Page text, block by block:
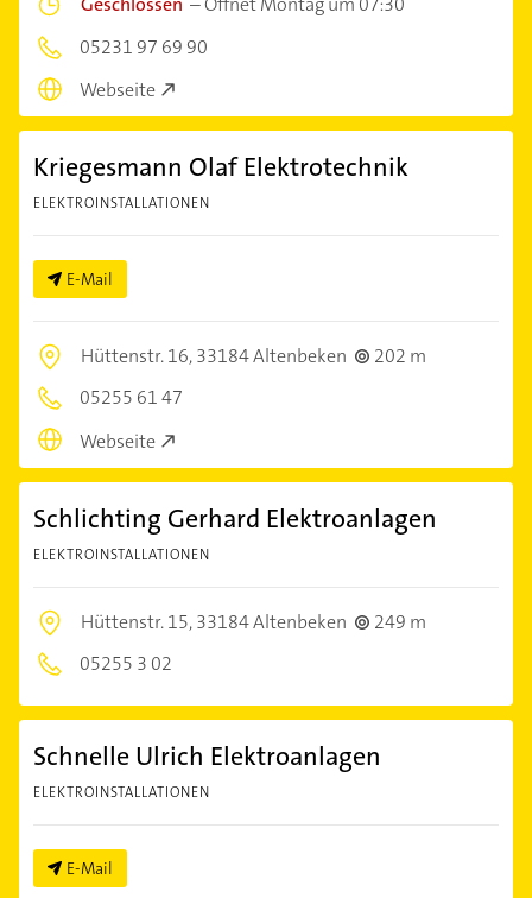
05231 97 69 90
Webseite
Kriegesmann Olaf Elektrotechnik
ELEKTROINSTALLATIONEN
E-Mail
Hüttenstr. 16,33184 Altenbeken
202 m
05255 61 47
Webseite
Schlichting Gerhard Elektroanlagen
ELEKTROINSTALLATIONEN
Hüttenstr. 15,33184 Altenbeken
249 m
05255 3 02
Schnelle Ulrich Elektroanlagen
ELEKTROINSTALLATIONEN
E-Mail